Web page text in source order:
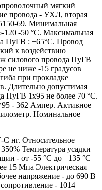
мягкий
провода - УХЛ, вторая
69. Минимальная
120 -50 °С. Максимальная
ПуГВ : +65°С. Провод
к воздействию
силового провода ПуГВ
не ниже -15 градусов
при прокладке
Длительно допустимая
ПуГВ 1х95 не более 70 °С.
- 362 Ампер. Активное
Номинальное
С нг. Относительное
Температура усадки
- от -55 °C до +135 °C
15 Мпа Электрическая
напряжение - до 690 В
- 1014